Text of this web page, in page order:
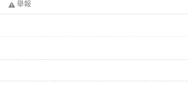
舉報